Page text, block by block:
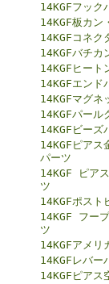
14KGFフック
14KGF板カン
14KGFコネク
14KGFバチカ
14KGFヒート
14KGFエンド
14KGFマグネ
14KGFパール
14KGFビーズ
14KGFピアス
パーツ
14KGF ピア
ツ
14KGFポスト
14KGF フー
ツ
14KGFアメリ
14KGFレバー
14KGFピアス